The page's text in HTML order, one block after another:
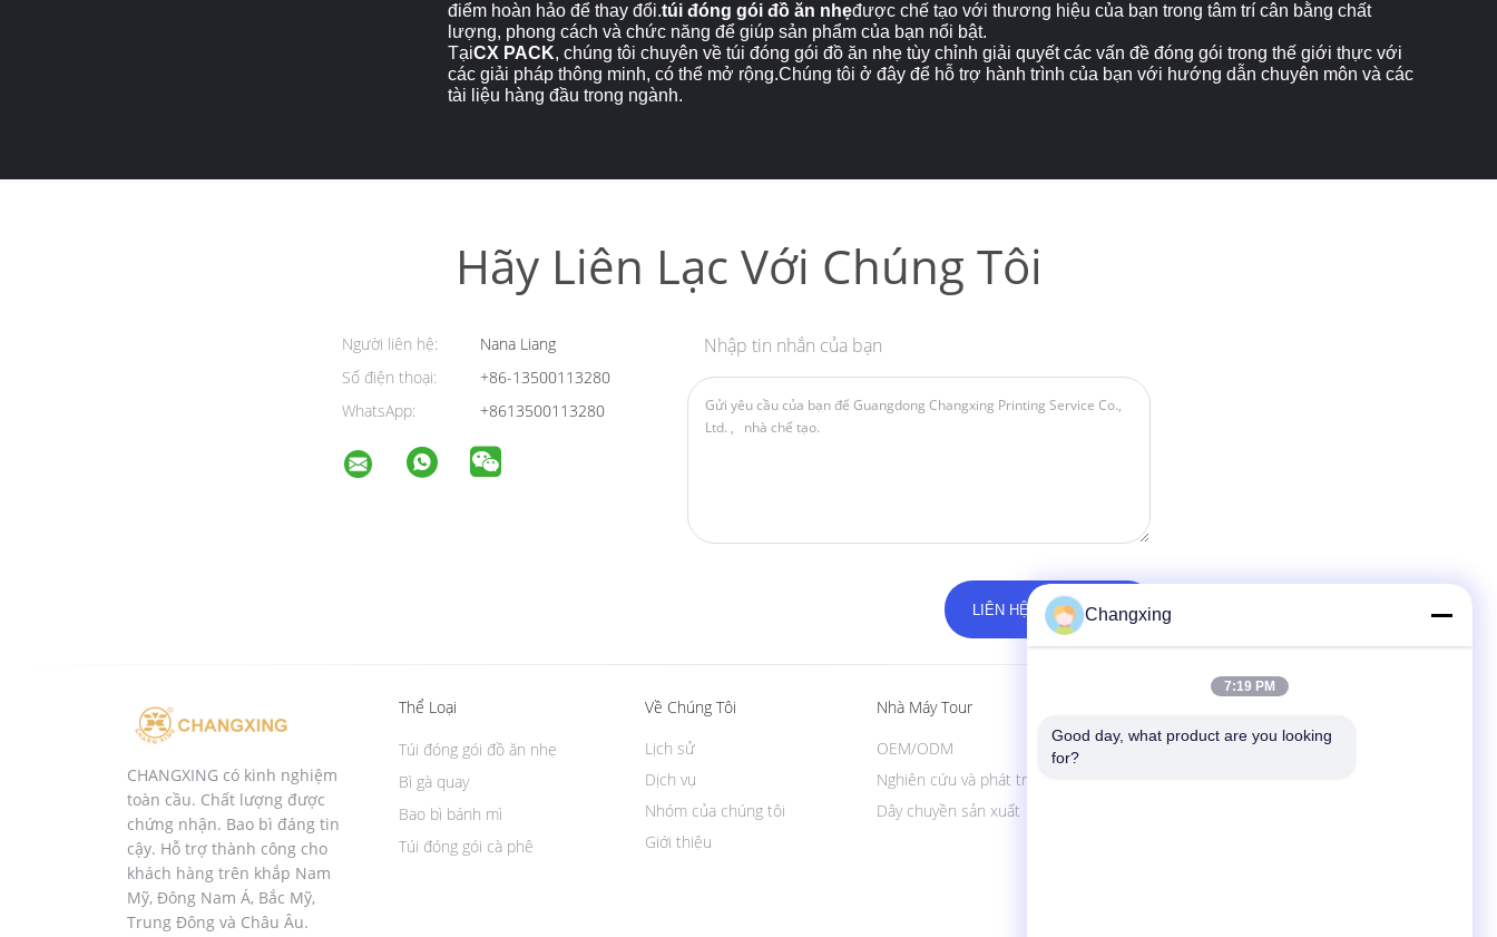
điểm hoàn hảo để thay đổi.túi đóng gói đồ ăn nhẹđược chế tạo với thương hiệu của bạn trong tâm trí cân bằng chất
lượng, phong cách và chức năng để giúp sản phẩm của bạn nổi bật.
TạiCX PACK, chúng tôi chuyên về túi đóng gói đồ ăn nhẹ tùy chỉnh giải quyết các vấn đề đóng gói trong thế giới thực với
các giải pháp thông minh, có thể mở rộng.Chúng tôi ở đây để hỗ trợ hành trình của bạn với hướng dẫn chuyên môn và các
tài liệu hàng đầu trong ngành.
Hãy Liên Lạc Với Chúng Tôi
Người liên hệ:
Nana Liang
Số điện thoại:
+86-13500113280
WhatsApp:
+8613500113280
Nhập tin nhắn của bạn
CHANGXING có kinh nghiệm
toàn cầu. Chất lượng được
chứng nhận. Bao bì đáng tin
cậy. Hỗ trợ thành công cho
khách hàng trên khắp Nam
Mỹ, Đông Nam Á, Bắc Mỹ,
Trung Đông và Châu Âu.
Thể Loại
Túi đóng gói cà phê
Túi đóng gói đồ ăn nhẹ
Bì gà quay
Bao bì bánh mì
Về Chúng Tôi
Giới thiệu
Lịch sử
Dịch vụ
Nhóm của chúng tôi
Nhà Máy Tour
Dây chuyền sản xuất
OEM/ODM
Nghiên cứu và phát triển
Guangdong Changxing Printing Service Co.,
Changxing
7:19 PM
Good day, what product are you looking
for?